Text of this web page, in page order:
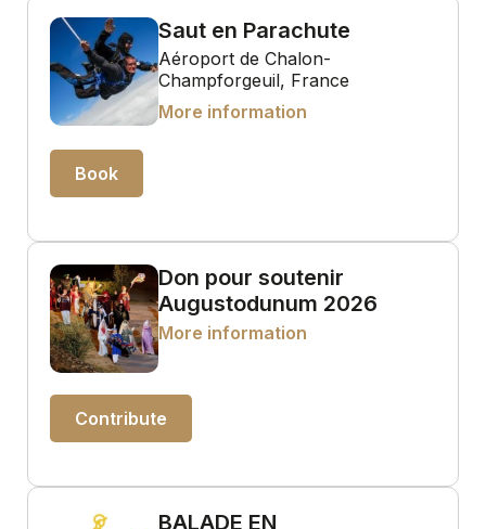
Saut en Parachute
Aéroport de Chalon-
Champforgeuil, France
More information
Book
Don pour soutenir
Augustodunum 2026
More information
Contribute
BALADE EN